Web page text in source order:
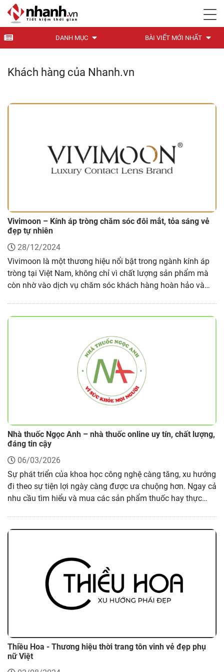
DANH MỤC BÀI VIẾT MỚI NHẤT
Khách hàng của Nhanh.vn
Vivimoon – Kính áp tròng chăm sóc đôi mắt, tỏa sáng vẻ
đẹp tự nhiên
28/12/2024
Vivimoon là một thương hiệu nổi bật trong ngành kính áp
tròng tại Việt Nam, không chỉ vì chất lượng sản phẩm mà
còn nhờ vào dịch vụ chăm sóc khách hàng hoàn hảo và
mắt, Vivimoon đã trở thành người bạn đồng hành đáng tin
vào việc mang lại sự thoải mái và an toàn cho đôi mắt,
Vivimoon luôn dẫn đầu trong việc ứng dụng các công nghệ
tiên tiến và chất liệu cao cấp trong sản xuất kính áp tròng.
Nhà thuốc Ngọc Anh – nhà thuốc online uy tín, chất lượng,
đáng tin cậy
06/03/2026
Sự phát triển của khoa học công nghệ càng tăng, xu hướng
đi theo sự tiện lợi ngày càng được ưa chuộng hơn. Ngay cả
nhu cầu tìm hiểu và mua các sản phẩm thuốc hay thực
dùng, Nhà thuốc Ngọc Anh được ra đời với mục tiêu trở
hơn về sự uy tín của Nhà thuốc Ngọc Anh trong bài viết
Thiều Hoa - Thương hiệu thời trang tôn vinh vẻ đẹp phụ
nữ Việt